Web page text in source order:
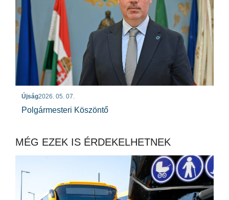
Újság2026. 05. 07.
Polgármesteri Köszöntő
MÉG EZEK IS ÉRDEKELHETNEK